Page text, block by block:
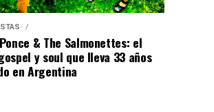
& The Salmonettes: el
y soul que lleva 33 años
en Argentina